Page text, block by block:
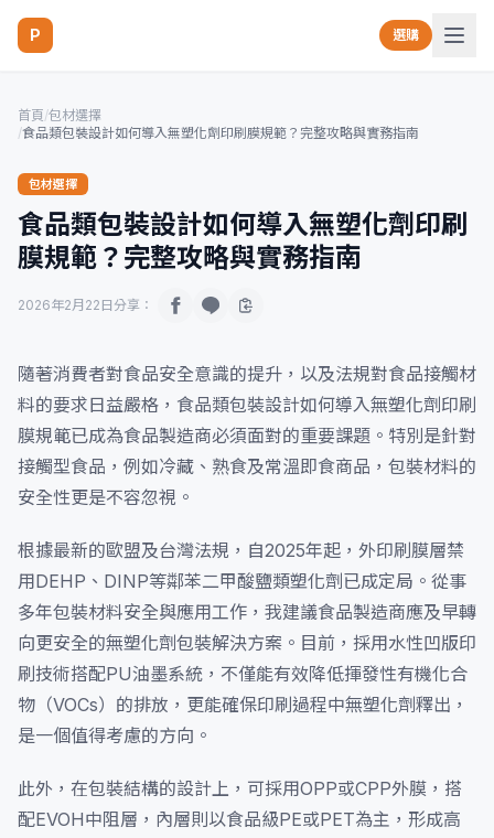
P 選購
首頁/包材選擇
/食品類包裝設計如何導入無塑化劑印刷膜規範？完整攻略與實務指南
包材選擇
食品類包裝設計如何導入無塑化劑印刷
膜規範？完整攻略與實務指南
2026年2月22日 分享：
隨著消費者對食品安全意識的提升，以及法規對食品接觸材
料的要求日益嚴格，食品類包裝設計如何導入無塑化劑印刷
膜規範已成為食品製造商必須面對的重要課題。特別是針對
接觸型食品，例如冷藏、熟食及常溫即食商品，包裝材料的
安全性更是不容忽視。
根據最新的歐盟及台灣法規，自2025年起，外印刷膜層禁
用DEHP、DINP等鄰苯二甲酸鹽類塑化劑已成定局。從事
多年包裝材料安全與應用工作，我建議食品製造商應及早轉
向更安全的無塑化劑包裝解決方案。目前，採用水性凹版印
刷技術搭配PU油墨系統，不僅能有效降低揮發性有機化合
物（VOCs）的排放，更能確保印刷過程中無塑化劑釋出，
是一個值得考慮的方向。
此外，在包裝結構的設計上，可採用OPP或CPP外膜，搭
配EVOH中阻層，內層則以食品級PE或PET為主，形成高